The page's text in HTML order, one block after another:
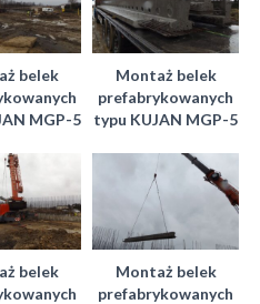
belek
MGP-5
Montaż belek
prefabrykowanych
typu KUJAN MGP-5
belek
Montaż belek
prefabrykowanych